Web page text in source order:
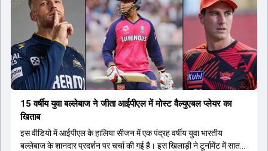
अगरकर की अगुवाई वाली चयन समिति और कोच गौतम गंभीर आगामी टी20 वर्ल्ड
कप और 2028 ओलंपिक के लिए लंबी अवधि का विजन लेकर चल रहे हैं।
15 वर्षीय युवा बल्लेबाज ने जीता आईपीएल में मोस्ट वैल्युएबल प्लेयर का
खिताब
इस वीडियो में आईपीएल के हालिया सीजन में एक पंद्रह वर्षीय युवा भारतीय
बल्लेबाज के शानदार प्रदर्शन पर चर्चा की गई है। इस खिलाड़ी ने टूर्नामेंट में सात